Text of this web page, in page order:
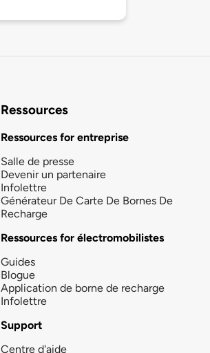
Ressources
Ressources for entreprise
Salle de presse
Devenir un partenaire
Infolettre
Générateur De Carte De Bornes De
Recharge
Ressources for électromobilistes
Guides
Blogue
Application de borne de recharge
Infolettre
Support
Centre d'aide